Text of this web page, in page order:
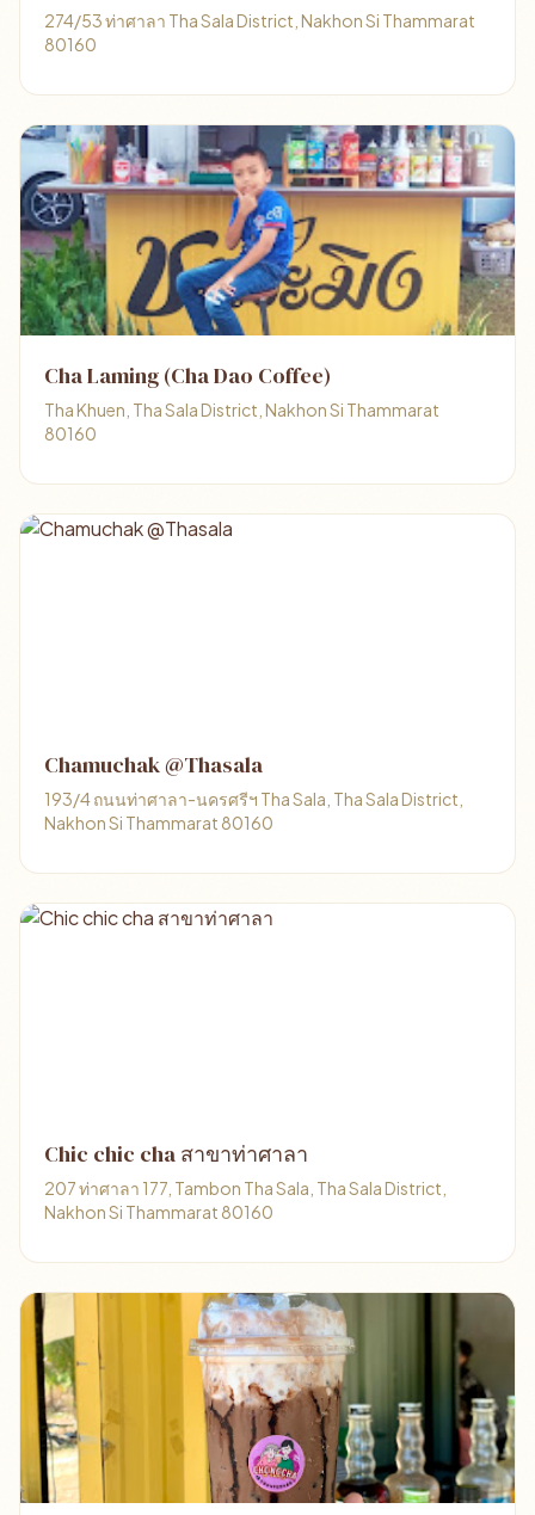
274/53 ท่าศาลา Tha Sala District, Nakhon Si Thammarat
80160
Cha Laming (Cha Dao Coffee)
Tha Khuen, Tha Sala District, Nakhon Si Thammarat
80160
Chamuchak @Thasala
193/4 ถนนท่าศาลา-นครศรีฯ Tha Sala, Tha Sala District,
Nakhon Si Thammarat 80160
Chic chic cha สาขาท่าศาลา
207 ท่าศาลา 177, Tambon Tha Sala, Tha Sala District,
Nakhon Si Thammarat 80160